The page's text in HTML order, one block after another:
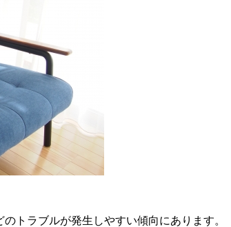
トラブルが発生しやすい傾向にあります。